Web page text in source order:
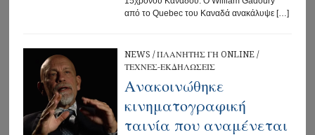
από το Quebec του Καναδά ανακάλυψε […]
NEWS /ΠΛΑΝΗΤΗΣ ΓΗ ONLINE/
ΤΕΧΝΕΣ-ΕΚΔΗΛΩΣΕΙΣ
Ανακοινώθηκε
κινηματογραφική
ταινία που αναμένεται